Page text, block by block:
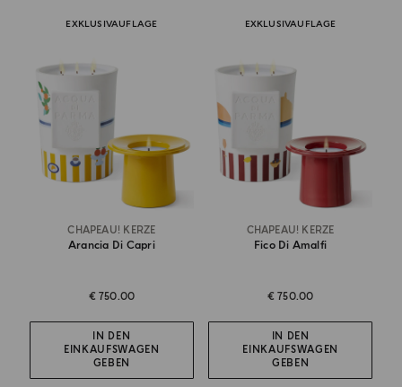
EXKLUSIVAUFLAGE
CHAPEAU! KERZE
Arancia Di Capri
€ 750.00
IN DEN
EINKAUFSWAGEN
GEBEN
EXKLUSIVAUFLAGE
CHAPEAU! KERZE
Fico Di Amalfi
€ 750.00
IN DEN
EINKAUFSWAGEN
GEBEN